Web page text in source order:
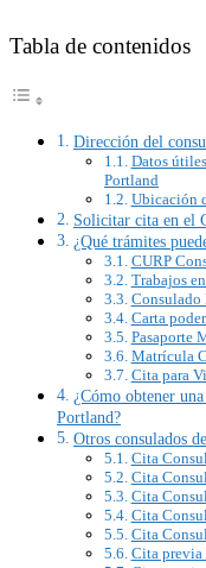
Tabla de contenidos
Dirección del
Datos
Portland
Ubicación
Solicitar cita en el
¿Qué trámites
CURP
Trabajos
Consulado
Carta
Pasaporte
Matrícula
Cita para
¿Cómo obtener
Portland?
Otros consulados
Cita
Cita
Cita
Cita
Cita
Cita previa